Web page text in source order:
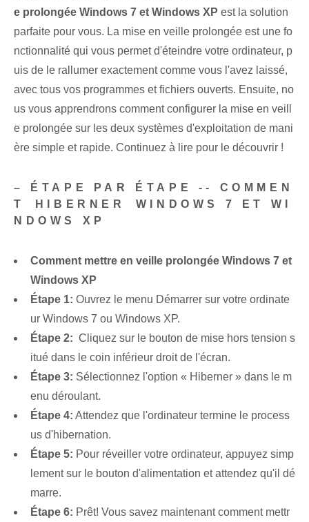
e prolongée Windows ⁢7 et Windows XP ⁤est la solution
parfaite pour vous.⁣ La mise en veille prolongée est une fo
nctionnalité qui vous permet d'éteindre votre ordinateur, p
uis de le rallumer exactement comme vous l'avez laissé,
avec tous vos programmes et fichiers ouverts. Ensuite, no
us vous apprendrons comment configurer la mise en veill
e prolongée sur les deux systèmes d'exploitation de mani
ère simple et rapide. Continuez à lire⁤ pour le découvrir !
– ‌ÉTAPE PAR ÉTAPE ‌-- COMMEN
T ⁢HIBERNER ⁤WINDOWS 7 ET WI
NDOWS‍ XP
Comment mettre en veille prolongée Windows 7 et
Windows XP
Étape 1: Ouvrez le menu Démarrer sur votre ordinate
ur Windows 7 ou Windows XP.
Étape 2: ⁤ Cliquez sur le bouton de mise hors tension s
itué dans le coin inférieur droit de l'écran.
Étape 3: ‌Sélectionnez‌ l'option « Hiberner »⁤ dans le⁣ m
enu déroulant.
Étape 4: Attendez que l'ordinateur termine le process
us d'hibernation.
Étape 5: Pour réveiller votre ordinateur, appuyez simp
lement sur le bouton d'alimentation et attendez qu'il dé
marre.
Étape 6: Prêt! Vous savez maintenant comment mettr